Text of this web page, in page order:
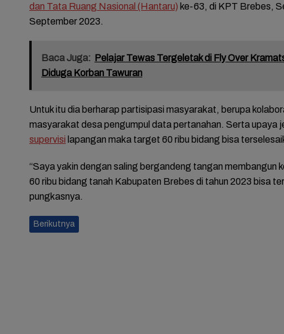
dan Tata Ruang Nasional (Hantaru) ke-63, di KPT Brebes,
September 2023.
Baca Juga:
Pelajar Tewas Tergeletak di Fly Over
Diduga Korban Tawuran
Untuk itu dia berharap partisipasi masyarakat, berupa
masyarakat desa pengumpul data pertanahan. Serta upaya
supervisi lapangan maka target 60 ribu bidang bisa
“Saya yakin dengan saling bergandeng tangan membangun
60 ribu bidang tanah Kabupaten Brebes di tahun 2023 bisa
pungkasnya.
Berikutnya